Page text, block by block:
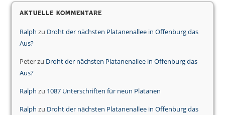
Aktuelle Kommentare
Ralph zu Droht der nächsten Platanenallee in Offenburg das
Aus?
Peterzu Droht der nächsten Platanenallee in Offenburg das
Aus?
Ralph zu 1087 Unterschriften für neun Platanen
Ralph zu Droht der nächsten Platanenallee in Offenburg das